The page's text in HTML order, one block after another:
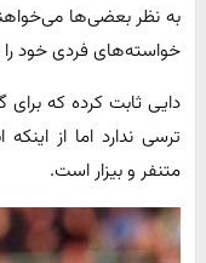
به نظر بعضی‌ها
خواسته‌های فردی خود را
دایی ثابت کرده که برای
ترسی ندارد اما از
متنفر و بیزار است.